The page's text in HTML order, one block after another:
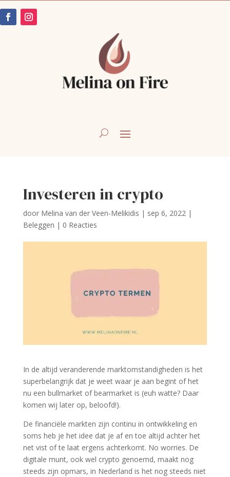
Investeren in crypto
door Melina van der Veen-Melikidis | sep 6, 2022|
Beleggen | 0 Reacties
In de altijd veranderende marktomstandigheden is het
superbelangrijk dat je weet waar je aan begint of het
nu een bullmarket of bearmarket is (euh watte? Daar
komen wij later op, beloofd!).
De financiële markten zijn continu in ontwikkeling en
soms heb je het idee dat je af en toe altijd achter het
net vist of te laat ergens achterkomt. No worries. De
digitale munt, ook wel crypto genoemd, maakt nog
steeds zijn opmars, in Nederland is het nog steeds niet